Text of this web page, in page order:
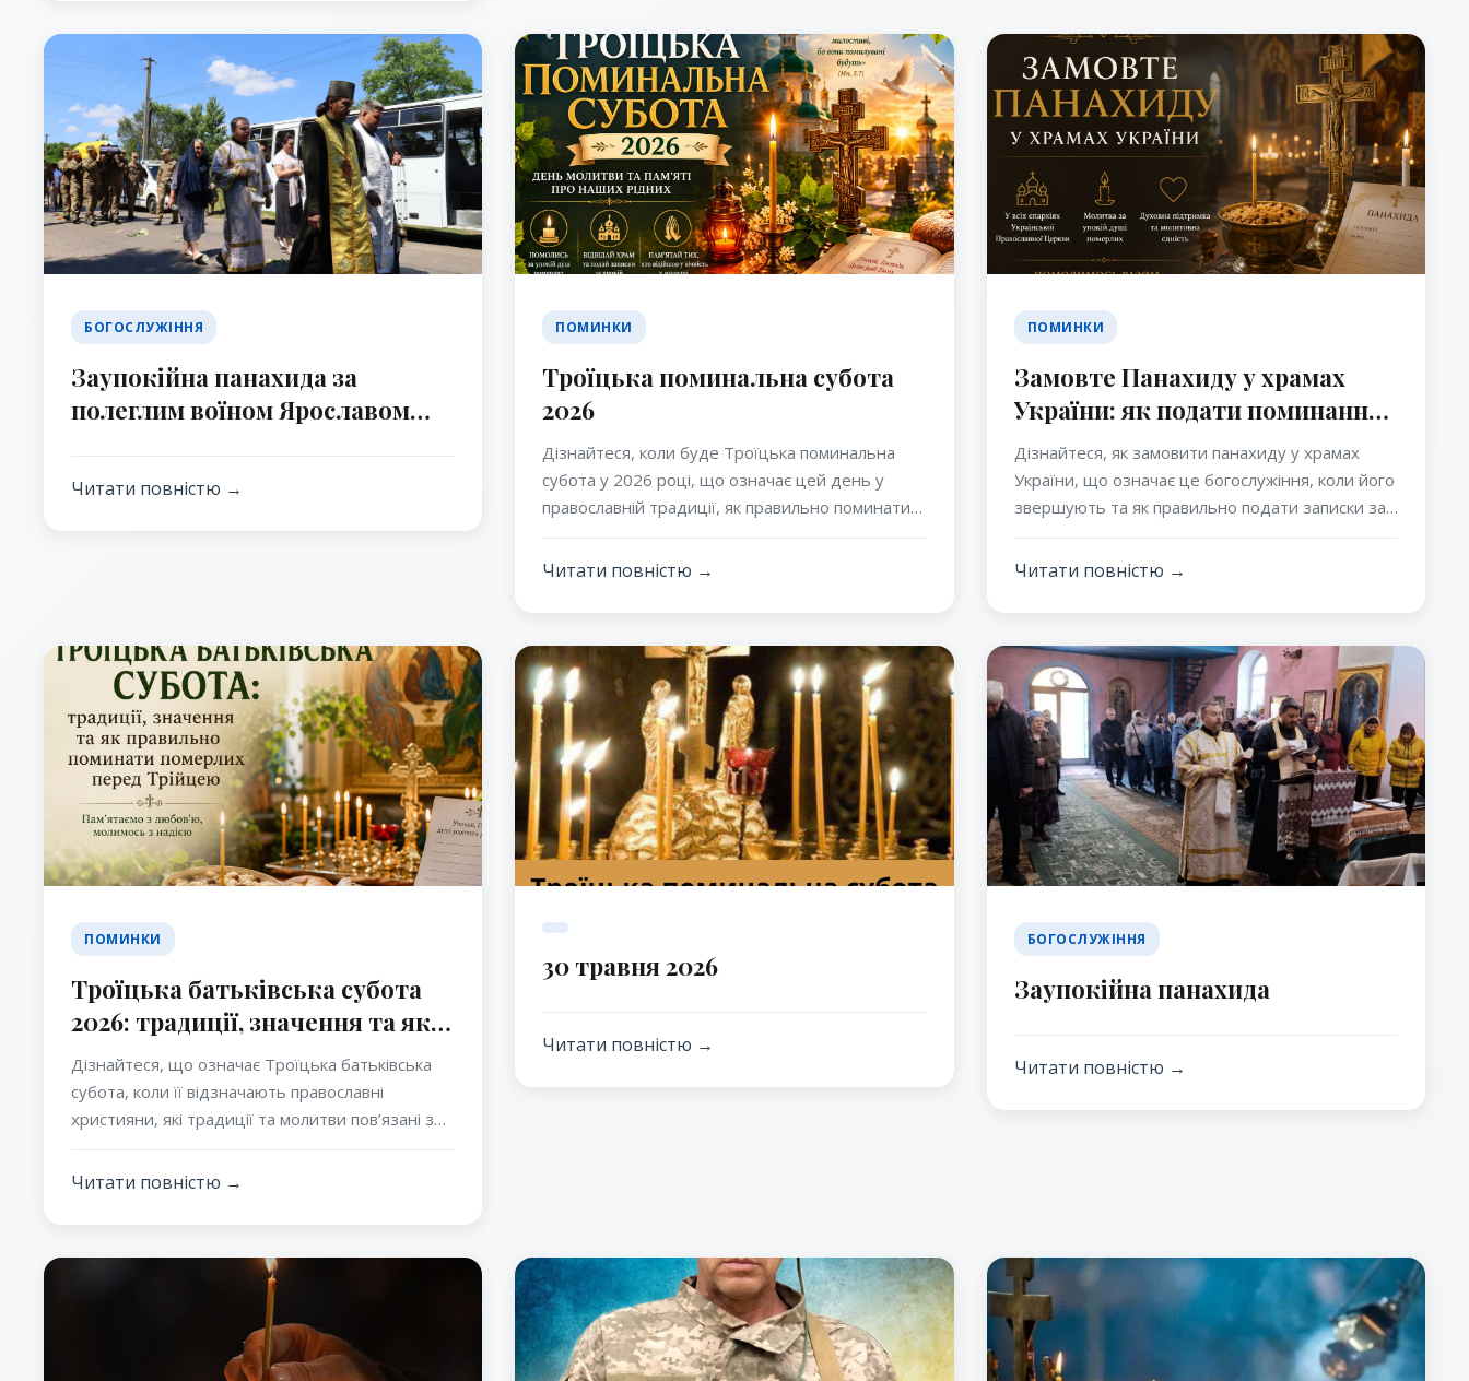
БОГОСЛУЖІННЯ
Заупокійна панахида за
полеглим воїном Ярославом
Читати повністю →
ПОМИНКИ
Троїцька поминальна субота
2026
Дізнайтеся, коли буде Троїцька поминальна
субота у 2026 році, що означає цей день у
православній традиції, як правильно поминати
Святої Трійці.
Читати повністю →
ПОМИНКИ
Замовте Панахиду у храмах
України: як подати поминання
та що потрібно знати вірянам
Дізнайтеся, як замовити панахиду у храмах
України, що означає це богослужіння, коли його
звершують та як правильно подати записки за
молитви та духовний сенс поминання.
Читати повністю →
ПОМИНКИ
Троїцька батьківська субота
2026: традиції, значення та як
правильно поминати померлих
перед Трійцею
Дізнайтеся, що означає Троїцька батьківська
субота, коли її відзначають православні
християни, які традиції та молитви пов’язані з
перед святом Трійці.
Читати повністю →
30 травня 2026
Читати повністю →
БОГОСЛУЖІННЯ
Заупокійна панахида
Читати повністю →